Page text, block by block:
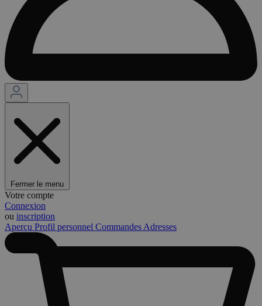
Fermer le menu
Votre compte
Connexion
ou inscription
Aperçu Profil personnel Commandes Adresses